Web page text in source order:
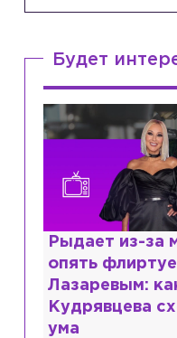
Будет
Рыдает из-за
опять
Лазаревым:
Кудрявцева
ума